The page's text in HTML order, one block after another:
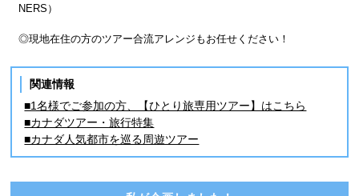
NERS）
◎現地在住の方のツアー合流アレンジもお任せください！
関連情報
■1名様でご参加の方、【ひとり旅専用ツアー】はこちら
■カナダツアー・旅行特集
■カナダ人気都市を巡る周遊ツアー